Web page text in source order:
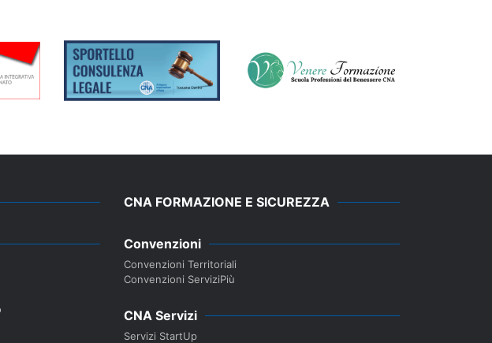
CNA FORMAZIONE E SICUREZZA
Convenzioni
Convenzioni Territoriali
Convenzioni ServiziPiù
CNA Servizi
Servizi StartUp